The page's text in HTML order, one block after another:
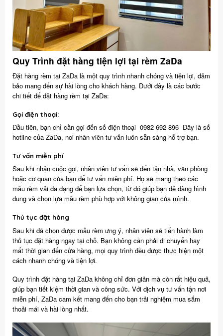
Quy Trình đặt hàng tiện lợi tại rèm ZaDa
Đặt hàng rèm tại ZaDa là một quy trình nhanh chóng và tiện lợi, đảm
bảo mang đến sự hài lòng cho khách hàng. Dưới đây là các bước
chi tiết để đặt hàng rèm tại ZaDa:
Gọi điện thoại:
Đầu tiên, bạn chỉ cần gọi đến số điện thoại 0982 692 896 Đây là số
hotline của ZaDa, nơi nhân viên tư vấn luôn sẵn sàng hỗ trợ bạn.
Tư vấn miễn phí
Sau khi nhận cuộc gọi, nhân viên tư vấn sẽ đến tận nhà, văn phòng
hoặc cơ quan của bạn để tư vấn miễn phí. Họ sẽ mang theo các
mẫu rèm vải đa dạng để bạn lựa chọn, từ đó giúp bạn dễ dàng hình
dung và chọn lựa mẫu rèm phù hợp với không gian của mình.
Thủ tục đặt hàng
Sau khi đã chọn được mẫu rèm ưng ý, nhân viên sẽ tiến hành làm
thủ tục đặt hàng ngay tại chỗ. Bạn không cần phải di chuyển hay
mất thời gian đến cửa hàng, mọi quy trình đều được thực hiện một
cách nhanh chóng và tiện lợi.
Quy trình đặt hàng tại ZaDa không chỉ đơn giản mà còn rất hiệu quả,
giúp bạn tiết kiệm thời gian và công sức. Với dịch vụ tư vấn tận nơi
miễn phí, ZaDa cam kết mang đến cho bạn trải nghiệm mua sắm
thoải mái và hài lòng nhất.